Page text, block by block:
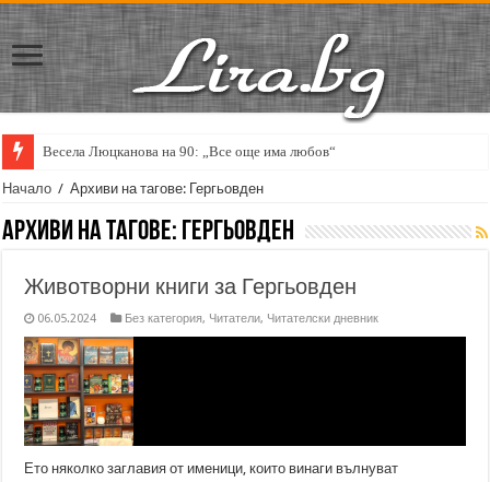
Весела Люцканова на 90: „Все още има любов“
Начало / Архиви на тагове: Гергьовден
Архиви на тагове: Гергьовден
Животворни книги за Гергьовден
06.05.2024 Без категория, Читатели, Читателски дневник
Ето няколко заглавия от именици, които винаги вълнуват